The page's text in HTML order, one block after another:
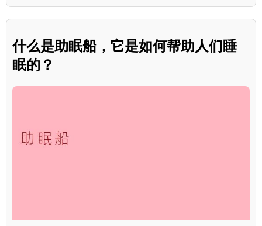
什么是助眠船，它是如何帮助人们睡
眠的？